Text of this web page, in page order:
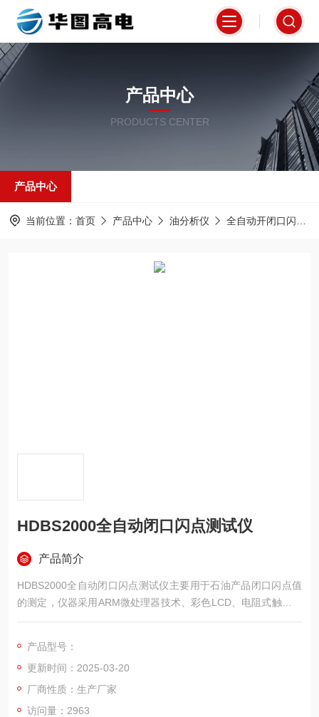
产品中心
PRODUCTS CENTER
产品中心
当前位置： 首页 产品中心 油分析仪 全自动开闭口闪点测试仪
HDBS2000全自动闭口闪点测试仪
产品简介
HDBS2000全自动闭口闪点测试仪主要用于石油产品闭口闪点值
的测定，仪器采用ARM微处理器技术、彩色LCD、电阻式触摸屏
技术、中文菜单，人机交互更方便；仪器具有掉电存储功能；
产品型号：
更新时间：2025-03-20
厂商性质：生产厂家
访问量：2963